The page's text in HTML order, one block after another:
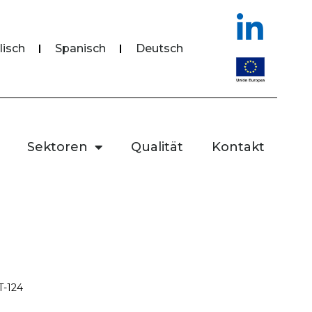
Spanisch Deutsch
Sektoren Qualität Kontakt
124